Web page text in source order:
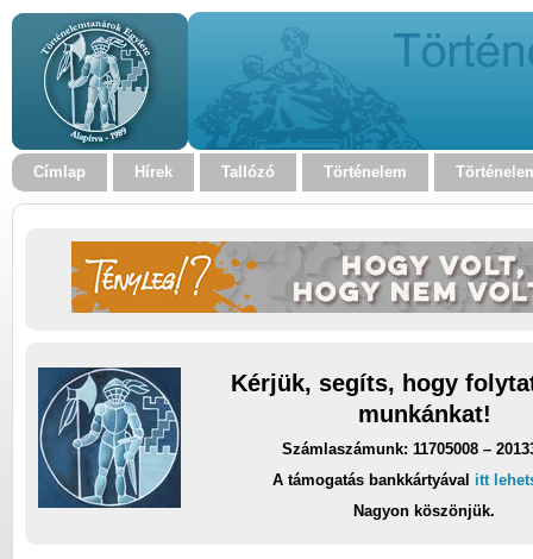
Címlap Hírek Tallózó Történelem
Kérjük, segíts, hogy
munkánkat!
Számlaszámunk: 11705008 –
A támogatás bankkártyával itt
Nagyon köszönjük.